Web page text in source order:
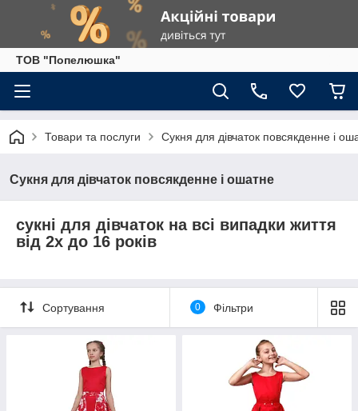
ТОВ "Попелюшка"
Товари та послуги Сукня для дівчаток повсякденне і
Сукня для дівчаток повсякденне і ошатне
сукні для дівчаток на всі випадки життя
від 2х до 16 років
Сортування 0 Фільтри